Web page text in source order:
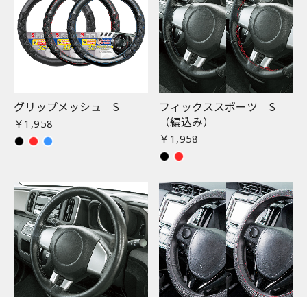
グリップメッシュ S
￥1,958
フィックススポーツ S
（編込み）
￥1,958